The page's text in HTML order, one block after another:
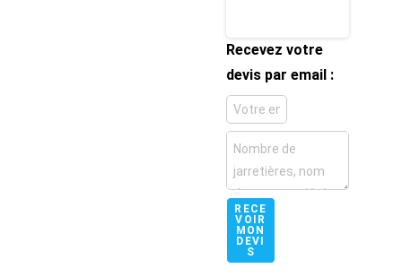
Recevez votre
devis par email :
RECE
VOIR
MON
DEVI
S